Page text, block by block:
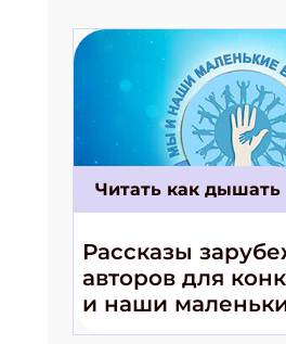
Читать как дышать
Рассказы
авторов для
и наши
волшебники!»